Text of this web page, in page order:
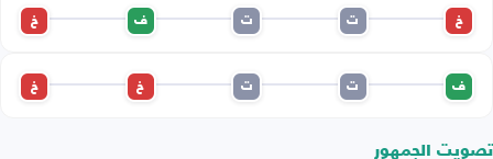
خ ت ت ف خ
ف ت ت خ خ
تصويت الجمهور